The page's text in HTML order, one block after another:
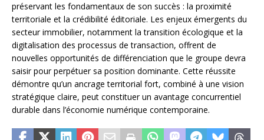
préservant les fondamentaux de son succès : la proximité
territoriale et la crédibilité éditoriale. Les enjeux émergents du
secteur immobilier, notamment la transition écologique et la
digitalisation des processus de transaction, offrent de
nouvelles opportunités de différenciation que le groupe devra
saisir pour perpétuer sa position dominante. Cette réussite
démontre qu’un ancrage territorial fort, combiné à une vision
stratégique claire, peut constituer un avantage concurrentiel
durable dans l’économie numérique contemporaine.